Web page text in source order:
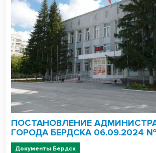
ПОСТАНОВЛЕНИЕ
ГОРОДА БЕРДСКА 06.09.2024
Документы Бердск